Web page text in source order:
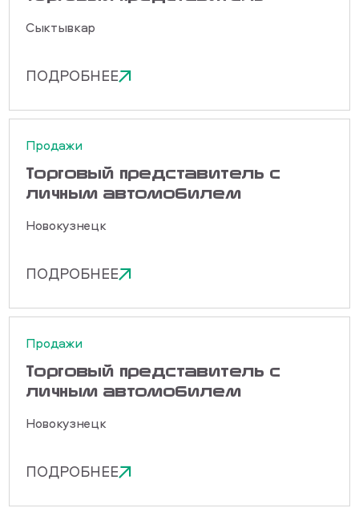
Сыктывкар
ПОДРОБНЕЕ
Продажи
Торговый представитель с
личным автомобилем
Новокузнецк
ПОДРОБНЕЕ
Продажи
Торговый представитель с
личным автомобилем
Новокузнецк
ПОДРОБНЕЕ